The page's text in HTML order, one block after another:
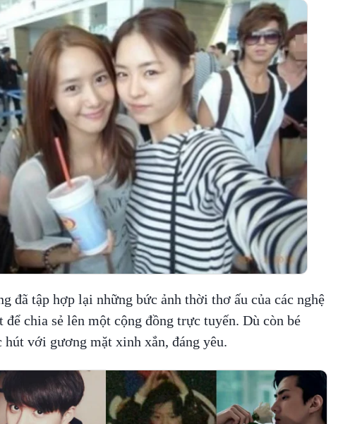
đã tập hợp lại những bức ảnh thời thơ ấu của các nghệ
chia sẻ lên một cộng đồng trực tuyến. Dù còn bé
hút với gương mặt xinh xắn, đáng yêu.